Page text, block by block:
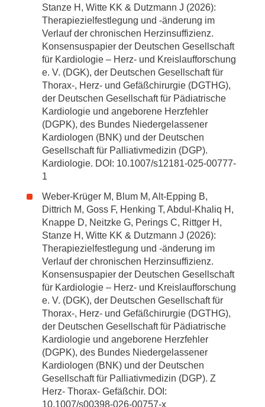
Stanze H, Witte KK & Dutzmann J (2026):
Therapiezielfestlegung und -änderung im
Verlauf der chronischen Herzinsuffizienz.
Konsensuspapier der Deutschen Gesellschaft
für Kardiologie – Herz- und Kreislaufforschung
e. V. (DGK), der Deutschen Gesellschaft für
Thorax-, Herz- und Gefäßchirurgie (DGTHG),
der Deutschen Gesellschaft für Pädiatrische
Kardiologie und angeborene Herzfehler
(DGPK), des Bundes Niedergelassener
Kardiologen (BNK) und der Deutschen
Gesellschaft für Palliativmedizin (DGP).
Kardiologie. DOI: 10.1007/s12181-025-00777-
1
Weber-Krüger M, Blum M, Alt-Epping B,
Dittrich M, Goss F, Henking T, Abdul-Khaliq H,
Knappe D, Neitzke G, Perings C, Rittger H,
Stanze H, Witte KK & Dutzmann J (2026):
Therapiezielfestlegung und -änderung im
Verlauf der chronischen Herzinsuffizienz.
Konsensuspapier der Deutschen Gesellschaft
für Kardiologie – Herz- und Kreislaufforschung
e. V. (DGK), der Deutschen Gesellschaft für
Thorax-, Herz- und Gefäßchirurgie (DGTHG),
der Deutschen Gesellschaft für Pädiatrische
Kardiologie und angeborene Herzfehler
(DGPK), des Bundes Niedergelassener
Kardiologen (BNK) und der Deutschen
Gesellschaft für Palliativmedizin (DGP). Z
Herz- Thorax- Gefäßchir. DOI:
10.1007/s00398-026-00757-x